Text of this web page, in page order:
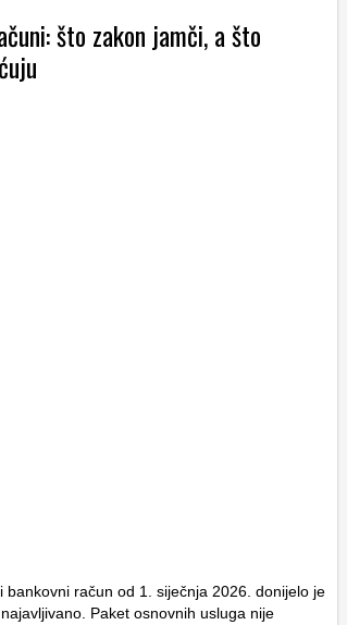
što zakon jamči, a što
račun od 1. siječnja 2026. donijelo je
Paket osnovnih usluga nije